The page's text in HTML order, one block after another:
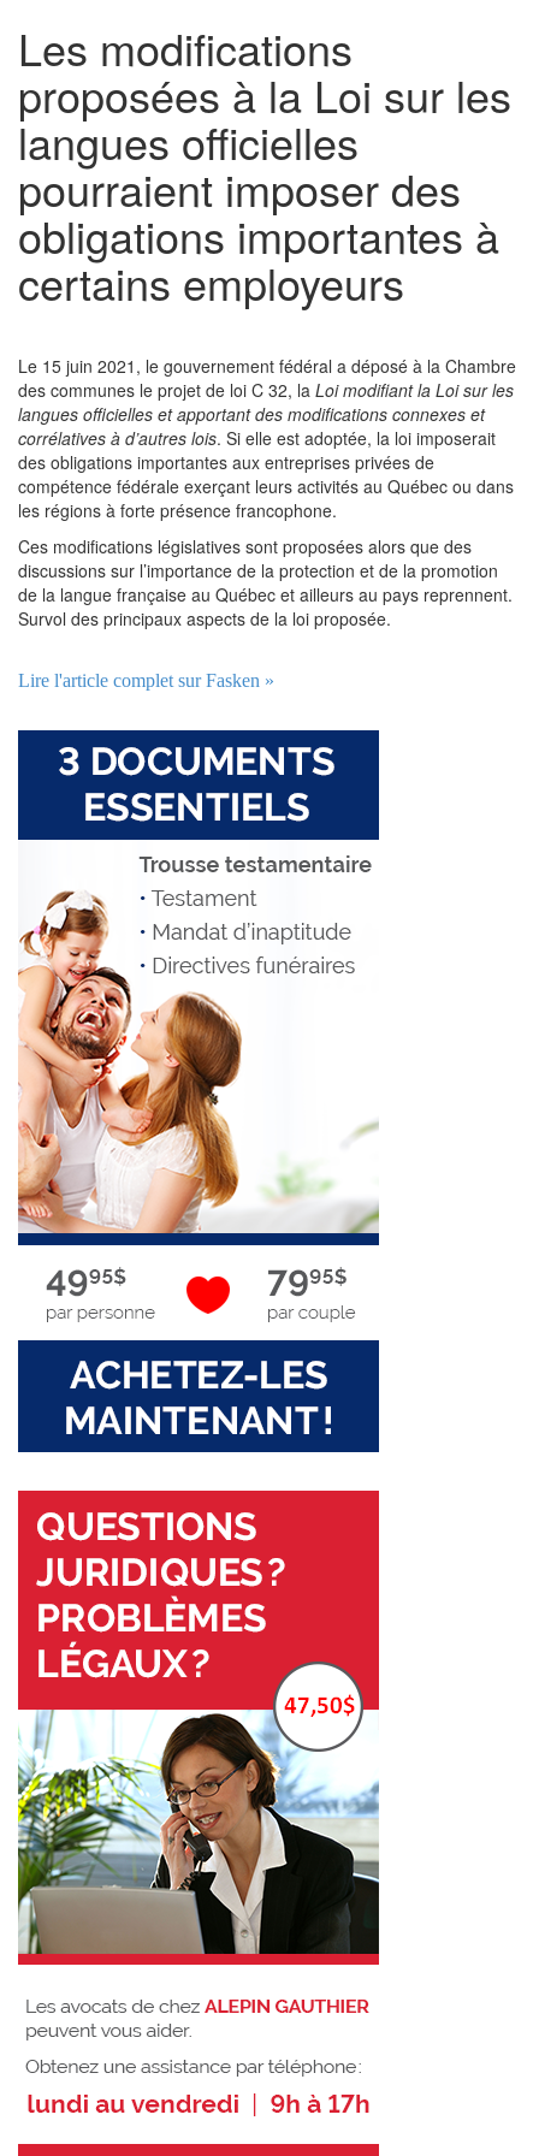
Les modifications
proposées à la Loi sur les
langues officielles
pourraient imposer des
obligations importantes à
certains employeurs
Le 15 juin 2021, le gouvernement fédéral a déposé à la Chambre
des communes le projet de loi C 32, la Loi modifiant la Loi sur les
langues officielles et apportant des modifications connexes et
corrélatives à d’autres lois. Si elle est adoptée, la loi imposerait
des obligations importantes aux entreprises privées de
compétence fédérale exerçant leurs activités au Québec ou dans
les régions à forte présence francophone.
Ces modifications législatives sont proposées alors que des
discussions sur l’importance de la protection et de la promotion
de la langue française au Québec et ailleurs au pays reprennent.
Survol des principaux aspects de la loi proposée.
Lire l'article complet sur Fasken »